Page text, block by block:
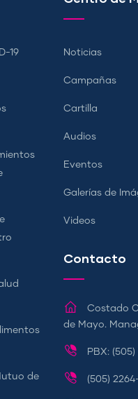
19
de
Noticias
Campañas
Cartilla
Audios
Eventos
Galerías de
Videos
Contacto
Costado
de Mayo.
PBX:
(505)